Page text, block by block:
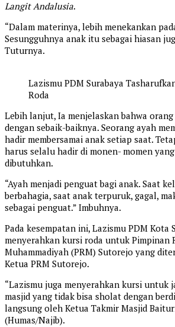
Langit Andalusia.
“Dalam materinya, lebih menekankan
Sesungguhnya anak itu sebagai hiasan
Tuturnya.
Lazismu PDM Surabaya
Roda
Lebih lanjut, Ia menjelaskan bahwa
dengan sebaik-baiknya. Seorang ayah
hadir membersamai anak setiap saat.
harus selalu hadir di monen- momen
dibutuhkan.
“Ayah menjadi penguat bagi anak. Saat
berbahagia, saat anak terpuruk, gagal,
sebagai penguat.” Imbuhnya.
Pada kesempatan ini, Lazismu PDM Kota
menyerahkan kursi roda untuk Pimpinan
Muhammadiyah (PRM) Sutorejo yang
Ketua PRM Sutorejo.
“Lazismu juga menyerahkan kursi untuk
masjid yang tidak bisa sholat dengan
langsung oleh Ketua Takmir Masjid
(Humas/Najib).